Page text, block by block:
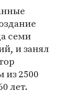
семи
и занял
из 2500
лет.